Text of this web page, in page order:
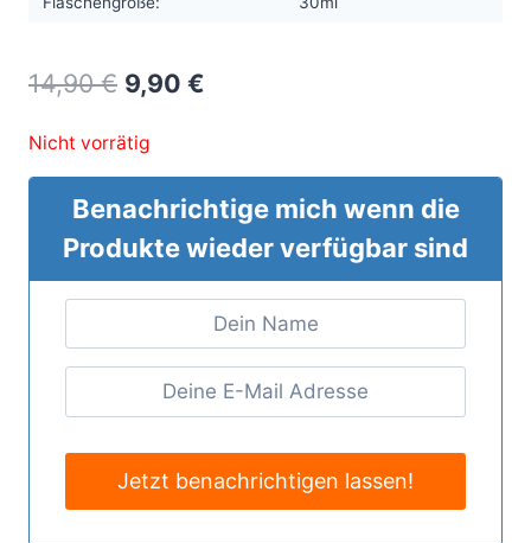
14,90€ Original
was:
14,90 €.
9,90 €
9,90 €.
Nicht vorrätig
Benachrichtige mich wenn die
Produkte wieder verfügbar sind